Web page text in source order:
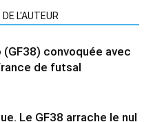
DE L'AUTEUR
convoquée avec
de futsal
Le GF38 arrache le nul